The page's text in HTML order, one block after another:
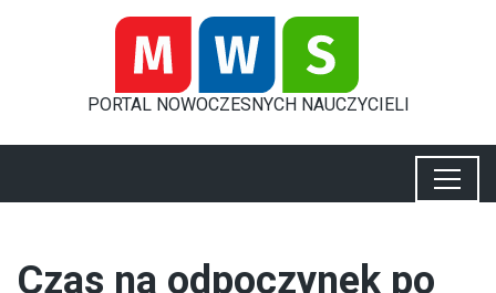
PORTAL NOWOCZESNYCH NAUCZYCIELI
Czas na odpoczynek po